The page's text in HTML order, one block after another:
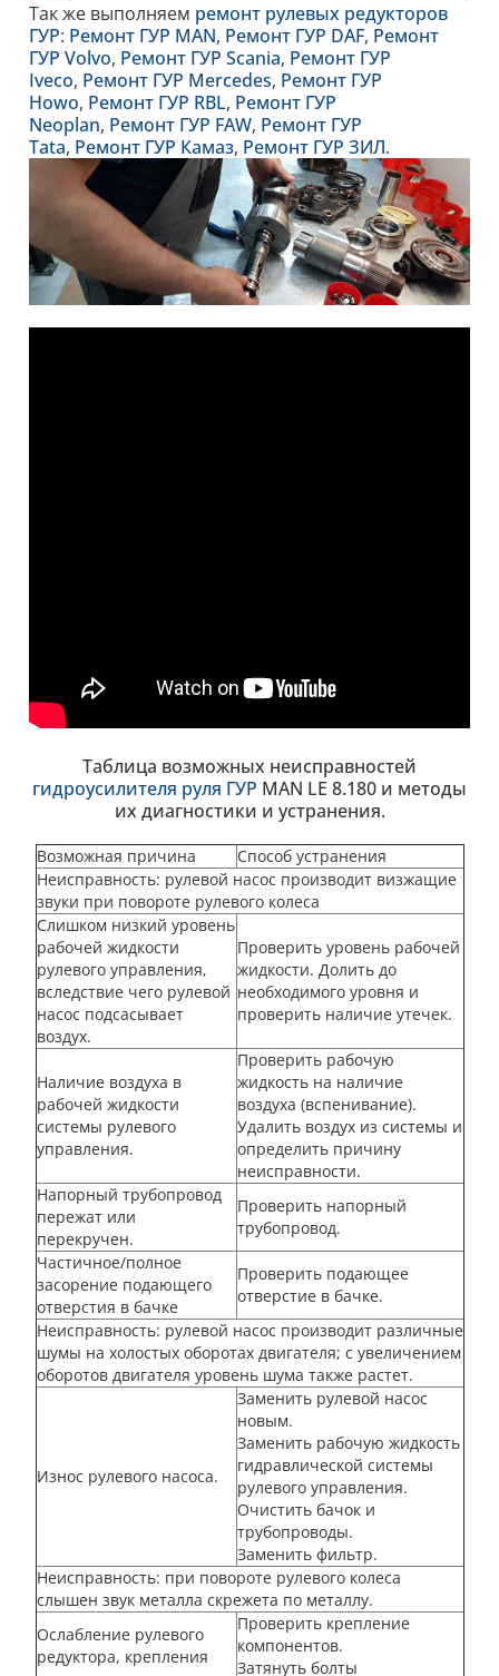
Так же выполняем ремонт рулевых редукторов
ГУР: Ремонт ГУР MAN, Ремонт ГУР DAF, Ремонт
ГУР Volvo, Ремонт ГУР Scania, Ремонт ГУР
Iveco, Ремонт ГУР Mercedes, Ремонт ГУР
Howo, Ремонт ГУР RBL, Ремонт ГУР
Neoplan, Ремонт ГУР FAW, Ремонт ГУР
Tata, Ремонт ГУР Камаз, Ремонт ГУР ЗИЛ.
Таблица возможных неисправностей
гидроусилителя руля ГУР MAN LE 8.180 и методы
их диагностики и устранения.
Возможная причина
Способ устранения
Неисправность: рулевой насос производит визжащие
звуки при повороте рулевого колеса
Слишком низкий уровень
рабочей жидкости
рулевого управления,
вследствие чего рулевой
насос подсасывает
воздух.
Проверить уровень рабочей
жидкости. Долить до
необходимого уровня и
проверить наличие утечек.
Наличие воздуха в
рабочей жидкости
системы рулевого
управления.
Проверить рабочую
жидкость на наличие
воздуха (вспенивание).
Удалить воздух из системы и
определить причину
неисправности.
Напорный трубопровод
пережат или
перекручен.
Проверить напорный
трубопровод.
Частичное/полное
засорение подающего
отверстия в бачке
Проверить подающее
отверстие в бачке.
Неисправность: рулевой насос производит различные
шумы на холостых оборотах двигателя; с увеличением
оборотов двигателя уровень шума также растет.
Износ рулевого насоса.
Заменить рулевой насос
новым.
Заменить рабочую жидкость
гидравлической системы
рулевого управления.
Очистить бачок и
трубопроводы.
Заменить фильтр.
Неисправность: при повороте рулевого колеса
слышен звук металла скрежета по металлу.
Ослабление рулевого
редуктора, крепления
Проверить крепление
компонентов.
Затянуть болты